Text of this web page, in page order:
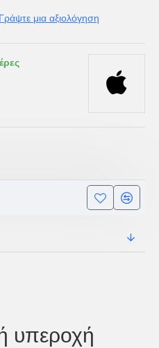
Γράψτε μια αξιολόγηση
υπεροχή